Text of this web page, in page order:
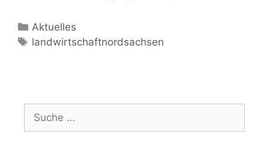
Kategorien
Aktuelles
Schlagwörter
landwirtschaftnordsachsen
nach: